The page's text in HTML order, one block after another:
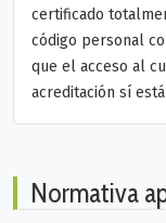
certificado
código personal
que el acceso al
acreditación sí
Normativa